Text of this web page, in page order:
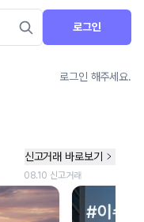
로그인
로그인 해주세요.